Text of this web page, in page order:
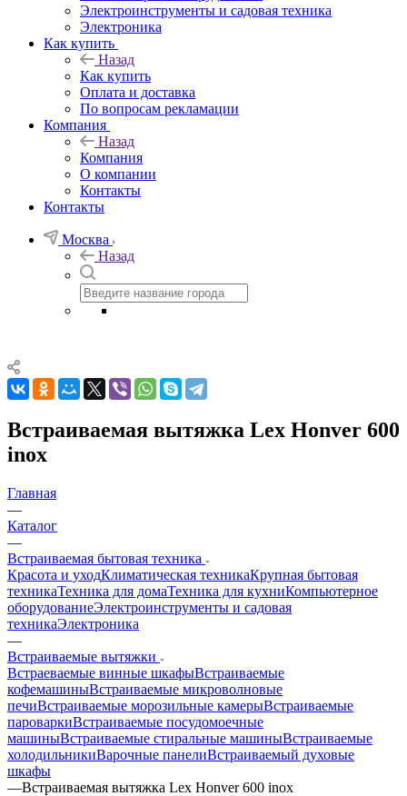
Электроинструменты и садовая техника
Электроника
Как купить
Назад
Как купить
Оплата и доставка
По вопросам рекламации
Компания
Назад
Компания
О компании
Контакты
Контакты
Москва
Назад
Встраиваемая вытяжка Lex Honver 600
inox
Главная
—
Каталог
—
Встраиваемая бытовая техника
Красота и уходКлиматическая техникаКрупная бытовая
техникаТехника для домаТехника для кухниКомпьютерное
оборудованиеЭлектроинструменты и садовая
техникаЭлектроника
—
Встраиваемые вытяжки
Встраеваемые винные шкафыВстраиваемые
кофемашиныВстраиваемые микроволновые
печиВстраиваемые морозильные камерыВстраиваемые
пароваркиВстраиваемые посудомоечные
машиныВстраиваемые стиральные машиныВстраиваемые
холодильникиВарочные панелиВстраиваемый духовые
шкафы
—Встраиваемая вытяжка Lex Honver 600 inox